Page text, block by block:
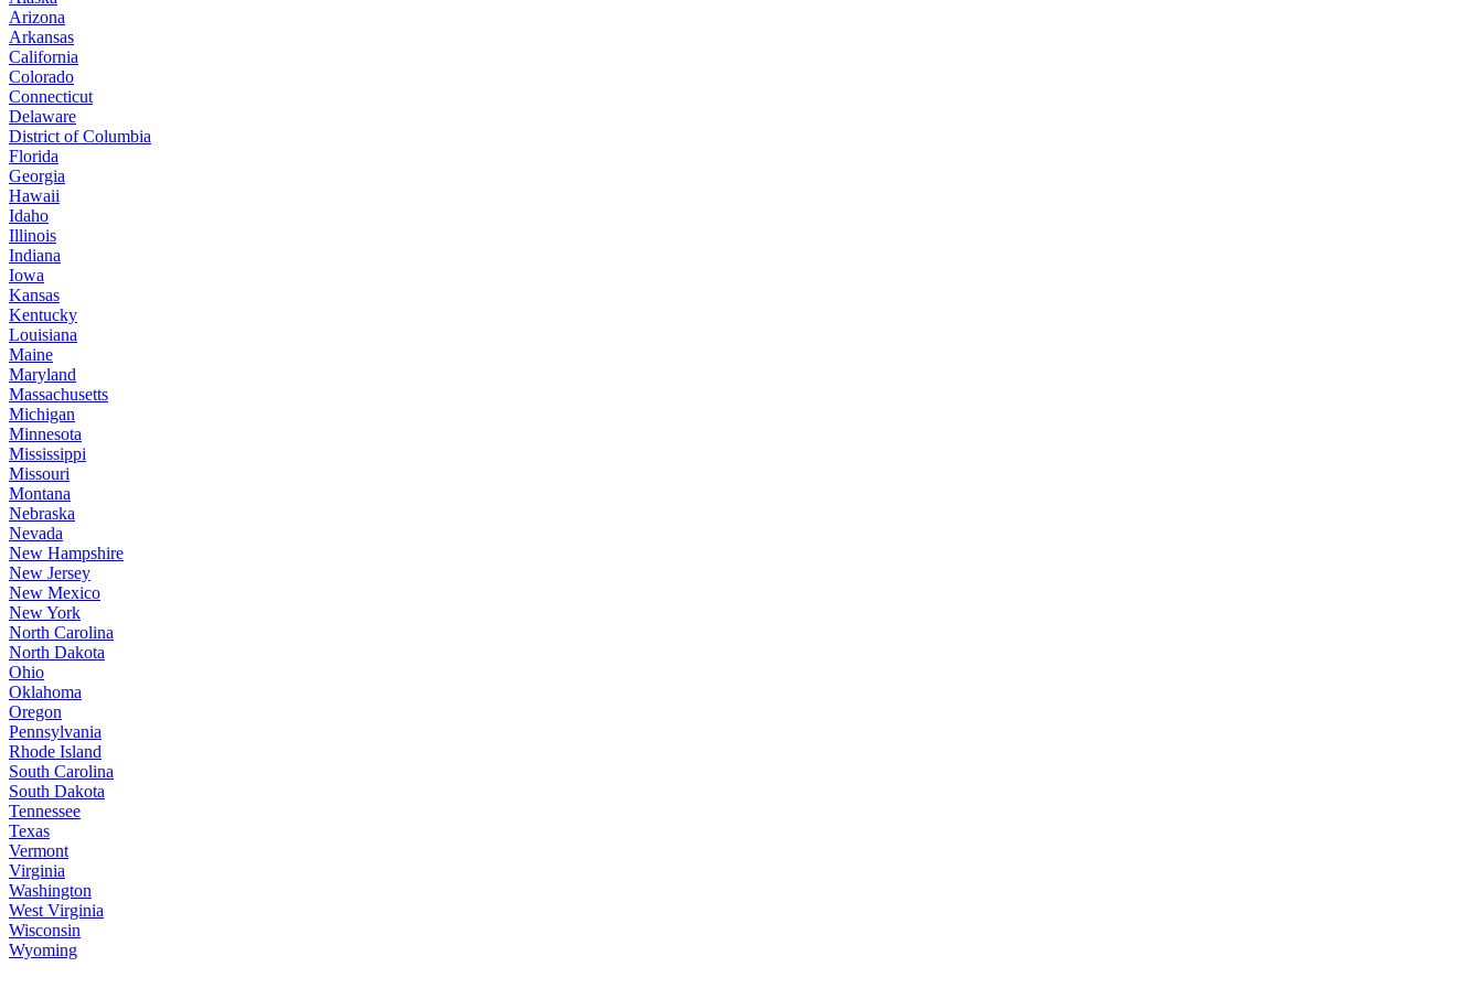
Arizona
Arkansas
California
Colorado
Connecticut
Delaware
District of Columbia
Florida
Georgia
Hawaii
Idaho
Illinois
Indiana
Iowa
Kansas
Kentucky
Louisiana
Maine
Maryland
Massachusetts
Michigan
Minnesota
Mississippi
Missouri
Montana
Nebraska
Nevada
New Hampshire
New Jersey
New Mexico
New York
North Carolina
North Dakota
Ohio
Oklahoma
Oregon
Pennsylvania
Rhode Island
South Carolina
South Dakota
Tennessee
Texas
Vermont
Virginia
Washington
West Virginia
Wisconsin
Wyoming